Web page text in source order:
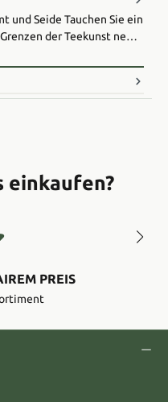
und Seide Tauchen Sie ein
der Teekunst ne…
einkaufen?
PREIS